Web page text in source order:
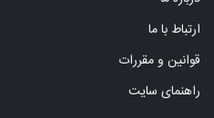
ارتباط با ما
قوانین و مقررات
راهنمای سایت